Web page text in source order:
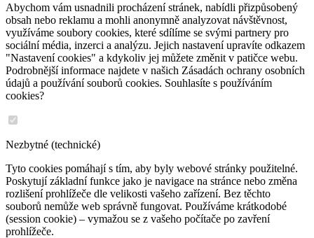
Abychom vám usnadnili procházení stránek, nabídli přizpůsobený
obsah nebo reklamu a mohli anonymně analyzovat návštěvnost,
využíváme soubory cookies, které sdílíme se svými partnery pro
sociální média, inzerci a analýzu. Jejich nastavení upravíte odkazem
"Nastavení cookies" a kdykoliv jej můžete změnit v patičce webu.
Podrobnější informace najdete v našich Zásadách ochrany osobních
údajů a používání souborů cookies. Souhlasíte s používáním
cookies?
Nezbytné (technické)
Tyto cookies pomáhají s tím, aby byly webové stránky použitelné.
Poskytují základní funkce jako je navigace na stránce nebo změna
rozlišení prohlížeče dle velikosti vašeho zařízení. Bez těchto
souborů nemůže web správně fungovat. Používáme krátkodobé
(session cookie) – vymažou se z vašeho počítače po zavření
prohlížeče.